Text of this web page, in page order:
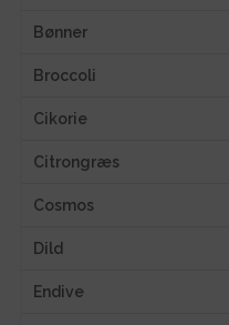
Bønner
Broccoli
Cikorie
Citrongræs
Cosmos
Dild
Endive